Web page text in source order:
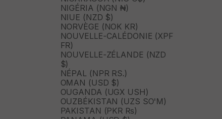
NIGÉRIA (NGN ₦)
NIUE (NZD $)
NORVÈGE (NOK KR)
NOUVELLE-CALÉDONIE (XPF
FR)
NOUVELLE-ZÉLANDE (NZD
$)
NÉPAL (NPR RS.)
OMAN (USD $)
OUGANDA (UGX USH)
OUZBÉKISTAN (UZS SO'M)
PAKISTAN (PKR ₨)